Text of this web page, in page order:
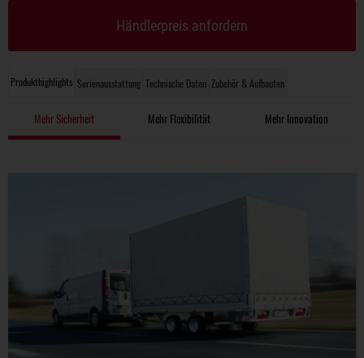
Produkthighlights Serienausstattung Technische Daten Zubehör & Aufbauten
Mehr Sicherheit Mehr Flexibilität Mehr Innovation
Händlerpreis anfordern